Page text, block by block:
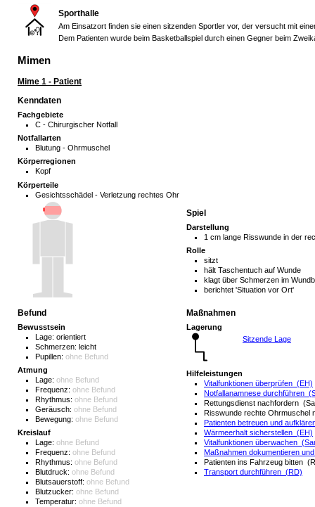
Sporthalle
Am Einsatzort finden sie einen sitzenden Sportler vor, der versucht mit
Dem Patienten wurde beim Basketballspiel durch einen Gegner beim
Mimen
Mime 1 - Patient
Kenndaten
Fachgebiete
C - Chirurgischer Notfall
Notfallarten
Blutung - Ohrmuschel
Körperregionen
Kopf
Körperteile
Gesichtsschädel - Verletzung rechtes Ohr
Spiel
Darstellung
1 cm lange Risswunde in der
Rolle
sitzt
hält Taschentuch auf Wunde
klagt über Schmerzen im
berichtet 'Situation vor Ort'
Befund
Bewusstsein
Lage: orientiert
Schmerzen: leicht
Pupillen: ohne Befund
Atmung
Lage: ohne Befund
Frequenz: ohne Befund
Rhythmus: ohne Befund
Geräusch: ohne Befund
Bewegung: ohne Befund
Kreislauf
Lage: ohne Befund
Frequenz: ohne Befund
Rhythmus: ohne Befund
Blutdruck: ohne Befund
Blutsauerstoff: ohne Befund
Blutzucker: ohne Befund
Temperatur: ohne Befund
Maßnahmen
Lagerung
Sitzende Lage
Hilfeleistungen
Vitalfunktionen überprüfen (EH)
Notfallanamnese durchführen
Rettungsdienst nachfordern
Risswunde rechte Ohrmuschel
Patienten betreuen und
Wärmeerhalt sicherstellen (EH)
Vitalfunktionen überwachen
Maßnahmen dokumentieren
Patienten ins Fahrzeug bitten
Transport durchführen (RD)